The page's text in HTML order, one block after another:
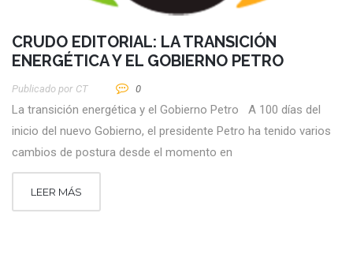
CRUDO EDITORIAL: LA TRANSICIÓN
ENERGÉTICA Y EL GOBIERNO PETRO
Publicado por CT 0
La transición energética y el Gobierno Petro A 100 días del
inicio del nuevo Gobierno, el presidente Petro ha tenido varios
cambios de postura desde el momento en
LEER MÁS